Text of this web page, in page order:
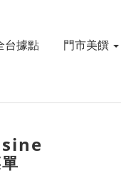
台據點 門市美饌